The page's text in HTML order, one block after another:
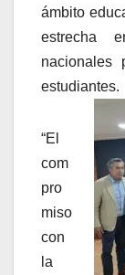
ámbito
estrecha
nacionales
estudiantes.
“El
com
pro
miso
con
la